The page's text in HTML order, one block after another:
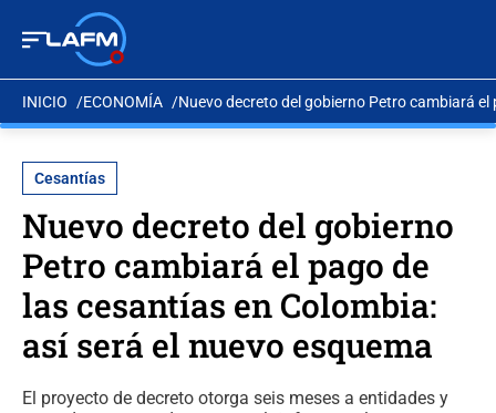
INICIO ECONOMÍA Nuevo decreto del gobierno Petro cambiará
Cesantías
Nuevo decreto del gobierno
Petro cambiará el pago de
las cesantías en Colombia:
así será el nuevo esquema
El proyecto de decreto otorga seis meses a entidades y